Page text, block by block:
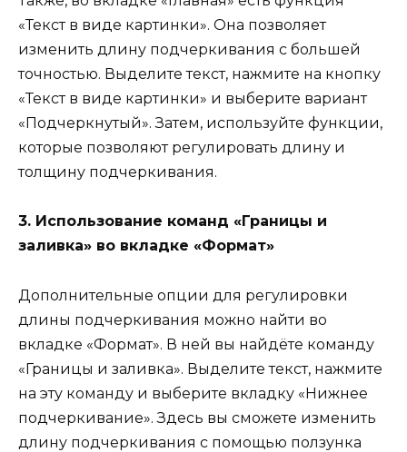
«Текст в виде картинки». Она позволяет
изменить длину подчеркивания с большей
точностью. Выделите текст, нажмите на кнопку
«Текст в виде картинки» и выберите вариант
«Подчеркнутый». Затем, используйте функции,
которые позволяют регулировать длину и
толщину подчеркивания.
3. Использование команд «Границы и
заливка» во вкладке «Формат»
Дополнительные опции для регулировки
длины подчеркивания можно найти во
вкладке «Формат». В ней вы найдёте команду
«Границы и заливка». Выделите текст, нажмите
на эту команду и выберите вкладку «Нижнее
подчеркивание». Здесь вы сможете изменить
длину подчеркивания с помощью ползунка